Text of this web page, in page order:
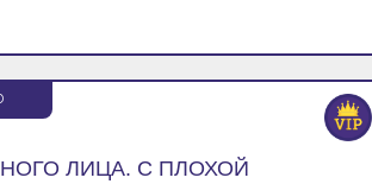
ЛИЦА. С ПЛОХОЙ